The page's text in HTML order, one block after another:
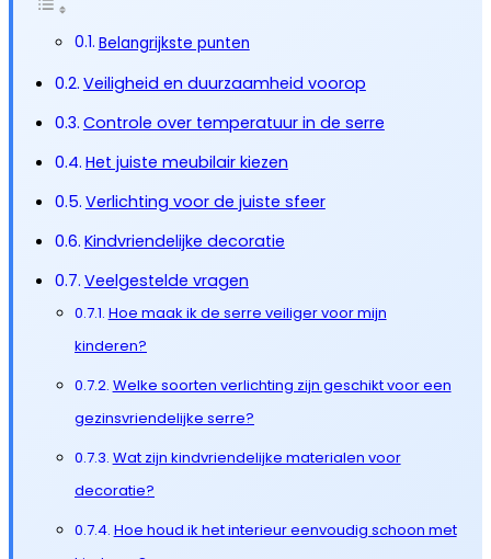
Belangrijkste punten
Veiligheid en duurzaamheid voorop
Controle over temperatuur in de serre
Het juiste meubilair kiezen
Verlichting voor de juiste sfeer
Kindvriendelijke decoratie
Veelgestelde vragen
Hoe maak ik de serre veiliger voor mijn
kinderen?
Welke soorten verlichting zijn geschikt voor een
gezinsvriendelijke serre?
Wat zijn kindvriendelijke materialen voor
decoratie?
Hoe houd ik het interieur eenvoudig schoon met